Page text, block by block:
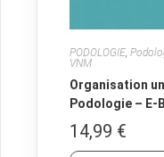
PODOLOGIE,
VNM
Organisation
Podologie – E-
14,99 €